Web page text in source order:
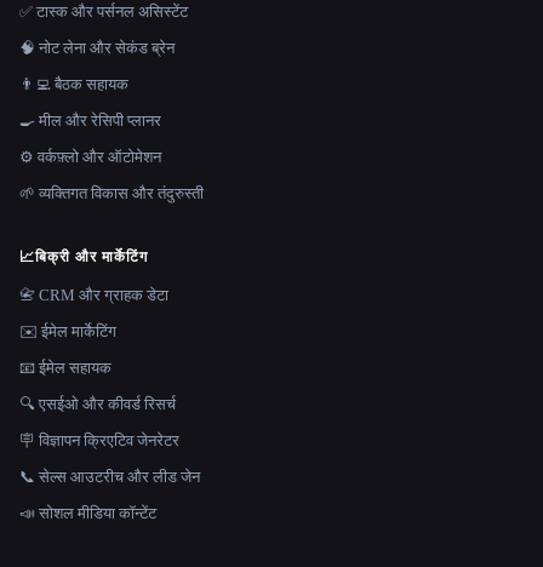
✅ टास्क और पर्सनल असिस्टेंट
🧠 नोट लेना और सेकंड ब्रेन
👨‍💻 बैठक सहायक
🍳 मील और रेसिपी प्लानर
⚙️ वर्कफ़्लो और ऑटोमेशन
🌱 व्यक्तिगत विकास और तंदुरुस्ती
📈बिक्री और मार्केटिंग
📇 CRM और ग्राहक डेटा
✉️ ईमेल मार्केटिंग
📧 ईमेल सहायक
🔍 एसईओ और कीवर्ड रिसर्च
🪧 विज्ञापन क्रिएटिव जेनरेटर
📞 सेल्स आउटरीच और लीड जेन
📣 सोशल मीडिया कॉन्टेंट